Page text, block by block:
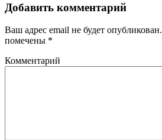
Добавить комментарий
Ваш адрес email не будет опубликован.
помечены *
Комментарий